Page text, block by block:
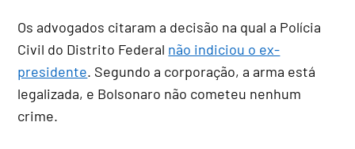
Os advogados citaram a decisão na qual a Polícia
Civil do Distrito Federal não indiciou o ex-
presidente. Segundo a corporação, a arma está
legalizada, e Bolsonaro não cometeu nenhum
crime.